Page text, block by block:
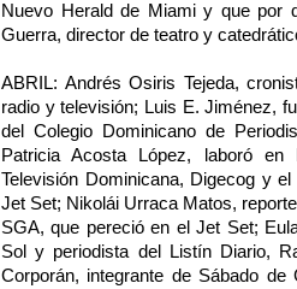
Nuevo Herald de Miami y que por
Guerra, director de teatro y
ABRIL: Andrés Osiris Tejeda,
radio y televisión; Luis E. Jiménez,
del Colegio Dominicano de
Patricia Acosta López, laboró
Televisión Dominicana, Digecog y
Jet Set; Nikolái Urraca Matos,
SGA, que pereció en el Jet Set;
Sol y periodista del Listín Diario,
Corporán, integrante de Sábado